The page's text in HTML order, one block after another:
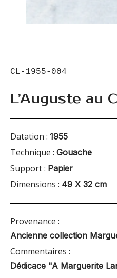
CL-1955-004
L’Auguste au
Datation : 1955
Technique : Gouache
Support : Papier
Dimensions : 49 X 32 cm
Provenance :
Ancienne collection
Commentaires :
Dédicace "A Marguerite